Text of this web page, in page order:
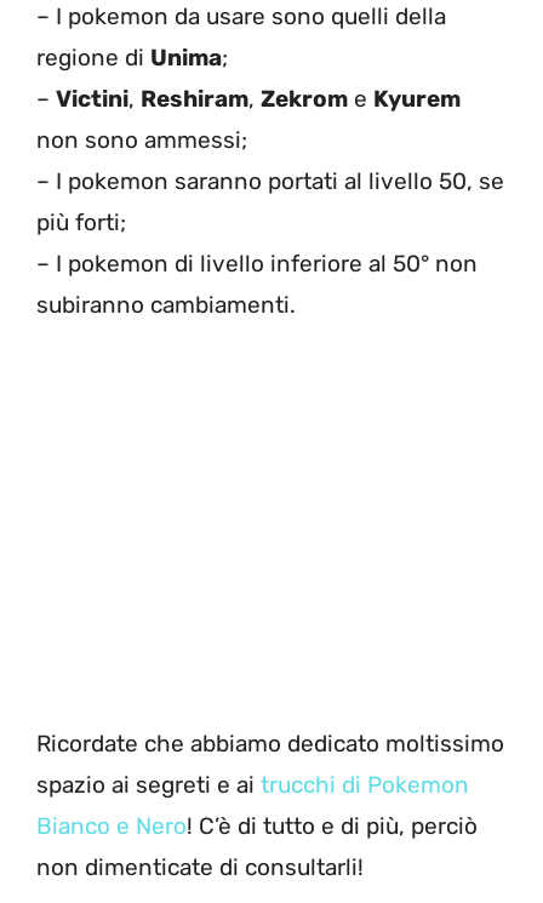
– I pokemon da usare sono quelli della
regione di Unima;
– Victini, Reshiram, Zekrom e Kyurem
non sono ammessi;
– I pokemon saranno portati al livello 50, se
più forti;
– I pokemon di livello inferiore al 50° non
subiranno cambiamenti.
Ricordate che abbiamo dedicato moltissimo
spazio ai segreti e ai trucchi di Pokemon
Bianco e Nero! C’è di tutto e di più, perciò
non dimenticate di consultarli!